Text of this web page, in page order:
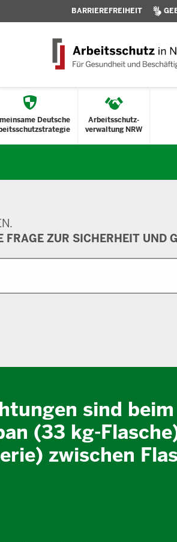
BARRIEREFREIHEIT
Deutsche
Arbeitsschutz-
verwaltung NRW
ZUR SICHERHEIT UND
sind
(33 kg-
zwischen